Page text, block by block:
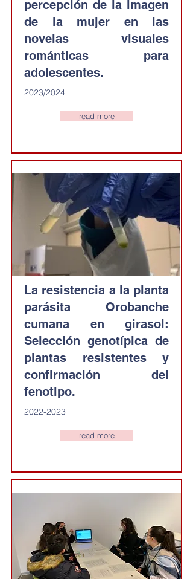
percepción de la imagen
de la mujer en las
novelas visuales
románticas para
adolescentes.
2023/2024
read more
La resistencia a la planta
parásita Orobanche
cumana en girasol:
Selección genotípica de
plantas resistentes y
confirmación del
fenotipo.
2022-2023
read more